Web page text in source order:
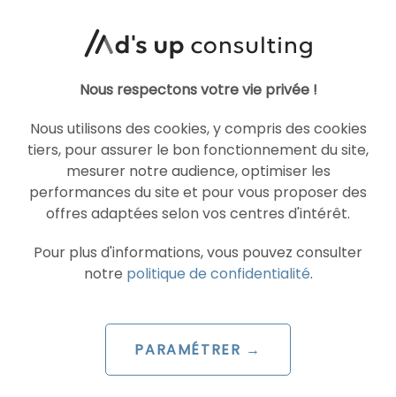
Articles similaires
IA IA
ARTICLE DE BLOG
Stratégie GEO : repenser
Nous respectons votre vie privée !
Nous utilisons des cookies, y compris des cookies
tiers, pour assurer le bon fonctionnement du site,
mesurer notre audience, optimiser les
performances du site et pour vous proposer des
offres adaptées selon vos centres d'intérêt.
Pour plus d'informations, vous pouvez consulter
notre politique de confidentialité.
PARAMÉTRER →